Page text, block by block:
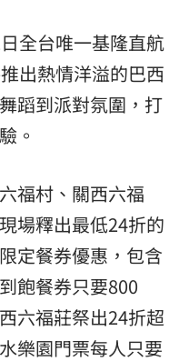
全台唯一基隆直航
出熱情洋溢的巴西
蹈到派對氛圍，打
。
福村、關西六福
場釋出最低24折的
定餐券優惠，包含
飽餐券只要800
六福莊祭出24折超
樂園門票每人只要